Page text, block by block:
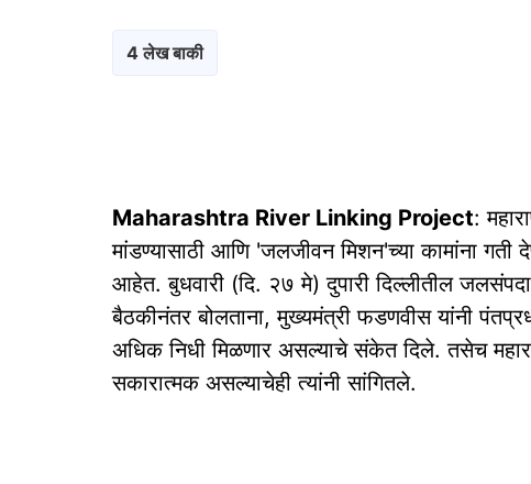
4 लेख बाकी
Maharashtra River Linking Project:
मांडण्यासाठी आणि 'जलजीवन मिशन'च्या कामांना गती
आहेत. बुधवारी (दि. २७ मे) दुपारी दिल्लीतील
बैठकीनंतर बोलताना, मुख्यमंत्री फडणवीस यांनी
अधिक निधी मिळणार असल्याचे संकेत दिले. तसेच
सकारात्मक असल्याचेही त्यांनी सांगितले.